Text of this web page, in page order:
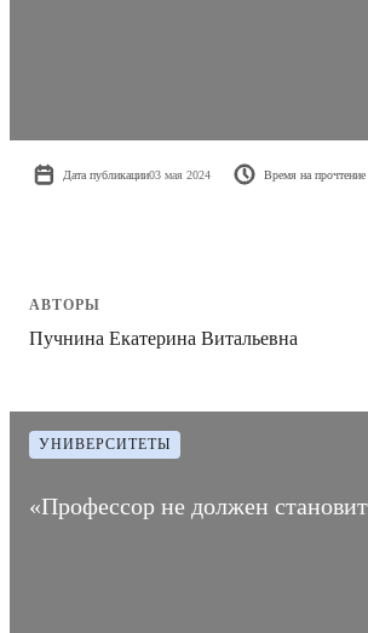
Дата публикации03 мая 2024 Время на прочтение
АВТОРЫ
Пучнина Екатерина Витальевна
УНИВЕРСИТЕТЫ
«Профессор не должен